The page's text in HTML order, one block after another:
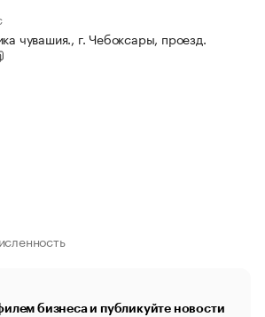
чувашия., г. Чебоксары, проезд.
бизнеса и публикуйте новости